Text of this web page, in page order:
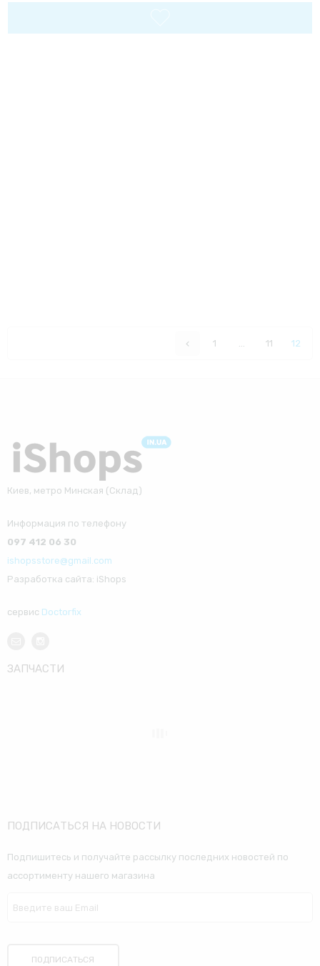
1 … 11 12
Киев, метро Минская (Склад)
Информация по телефону
097 412 06 30
ishopsstore@gmail.com
Разработка сайта: iShops
сервис Doctorfix
ЗАПЧАСТИ
ПОДПИСАТЬСЯ НА НОВОСТИ
Подпишитесь и получайте рассылку последних новостей по
ассортименту нашего магазина